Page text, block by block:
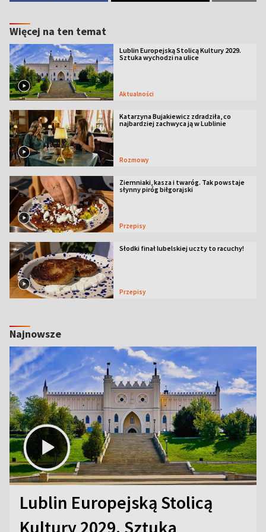
Więcej na ten temat
Lublin Europejską Stolicą Kultury 2029.
Sztuka wychodzi na ulice
Aktualności
Katarzyna Bujakiewicz zdradziła, co
najbardziej zachwyca ją w Lublinie
Rozmowy
Ziemniaki, kasza i twaróg. Tak powstaje
słynny piróg biłgorajski
Przepisy
Słodki finał lubelskiej uczty to racuchy!
Przepisy
Najnowsze
Lublin Europejską Stolicą